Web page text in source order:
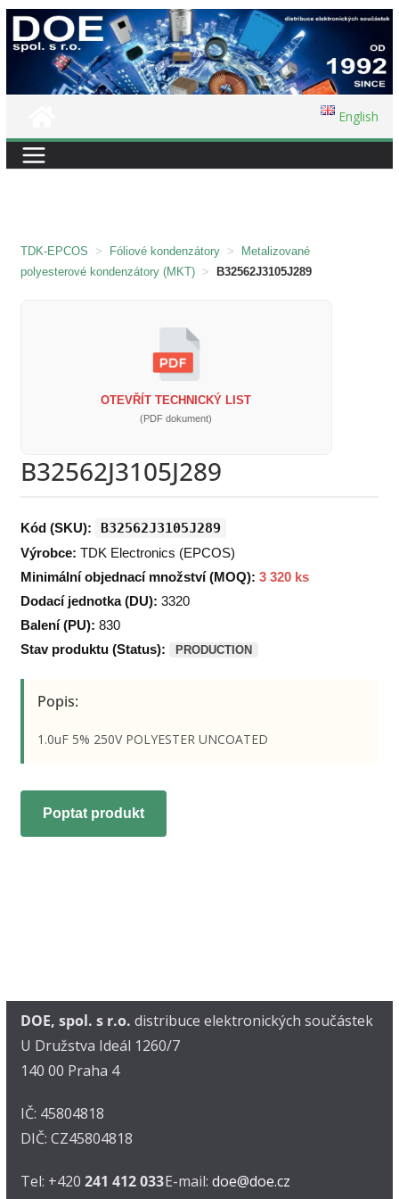
Přeskočit
na
English
TDK-EPCOS > Fóliové kondenzátory >
Metalizované
polyesterové kondenzátory (MKT) > B32562J3105J289
OTEVŘÍT TECHNICKÝ LIST
(PDF dokument)
B32562J3105J289
Kód (SKU): B32562J3105J289
Výrobce: TDK Electronics (EPCOS)
Minimální objednací množství (MOQ): 3 320 ks
Dodací jednotka (DU): 3320
Balení (PU): 830
Stav produktu (Status):
PRODUCTION
Popis:
1.0uF 5% 250V POLYESTER UNCOATED
Poptat produkt
DOE, spol. s r.o. distribuce elektronických součástek
U Družstva Ideál 1260/7
140 00 Praha 4
IČ: 45804818
DIČ: CZ45804818
Tel: +420 241 412 033E-mail: doe@doe.cz